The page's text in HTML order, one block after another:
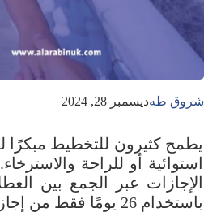
شروق طهديسمبر 28, 2024
استوائية أو للراحة والاسترخاء.
باستخدام 26 يومًا فقط من إجازتك السنوية.